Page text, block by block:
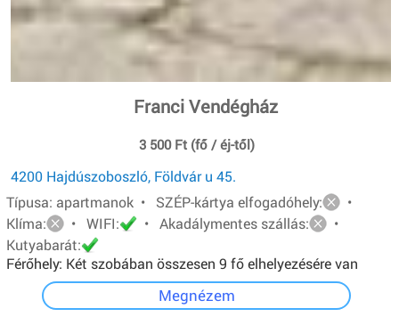
Franci Vendégház
3 500 Ft (fő / éj-től)
4200 Hajdúszoboszló, Földvár u 45.
Típusa: apartmanok • SZÉP-kártya elfogadóhely:
•
Klíma:
• WIFI: • Akadálymentes szállás:
•
Kutyabarát:
Férőhely: Két szobában összesen 9 fő elhelyezésére van
lehetőség.A földszinti apartman 4 férőhelyes, egyszerű
felszereltségű. Emeleti apartman 5 férőhelyes, teljesen
Megnézem